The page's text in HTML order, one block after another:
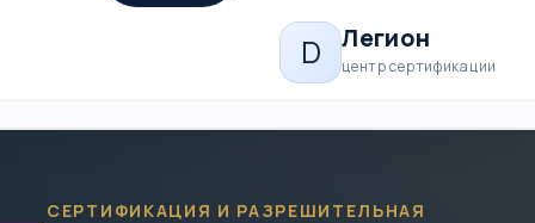
D Легион
центр сертификации
СЕРТИФИКАЦИЯ И РАЗРЕШИТЕЛЬНАЯ